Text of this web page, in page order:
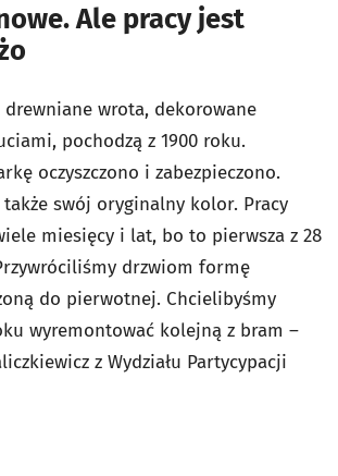
Ale pracy jest
drewniane wrota, dekorowane
pochodzą z 1900 roku.
oczyszczono i zabezpieczono.
także swój oryginalny kolor. Pracy
miesięcy i lat, bo to pierwsza z 28
drzwiom formę
do pierwotnej. Chcielibyśmy
wyremontować kolejną z bram –
z Wydziału Partycypacji